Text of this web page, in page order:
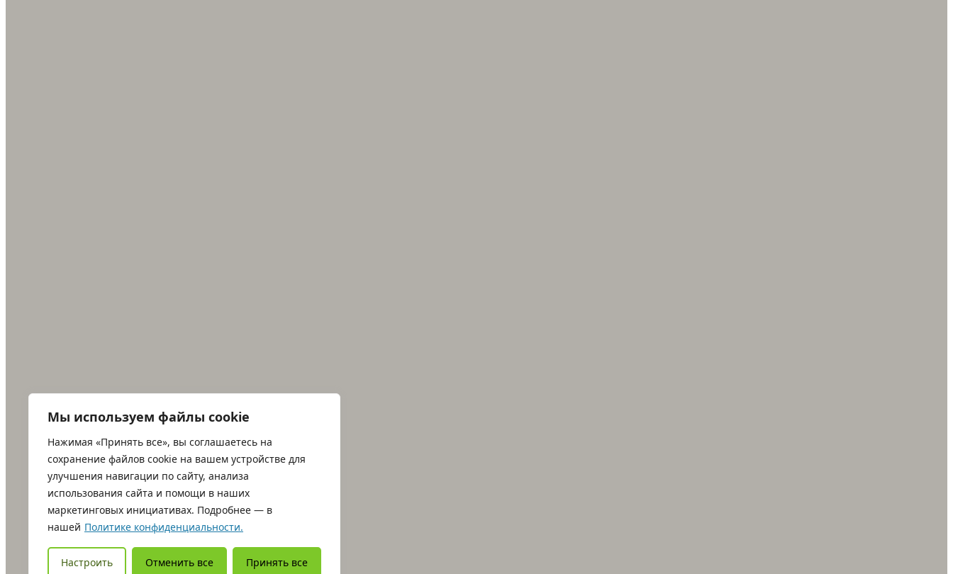
Мы используем файлы cookie
Нажимая «Принять все», вы соглашаетесь на
сохранение файлов cookie на вашем устройстве для
улучшения навигации по сайту, анализа
использования сайта и помощи в наших
маркетинговых инициативах. Подробнее — в
нашей Политике конфиденциальности.
Настроить Отменить все Принять все